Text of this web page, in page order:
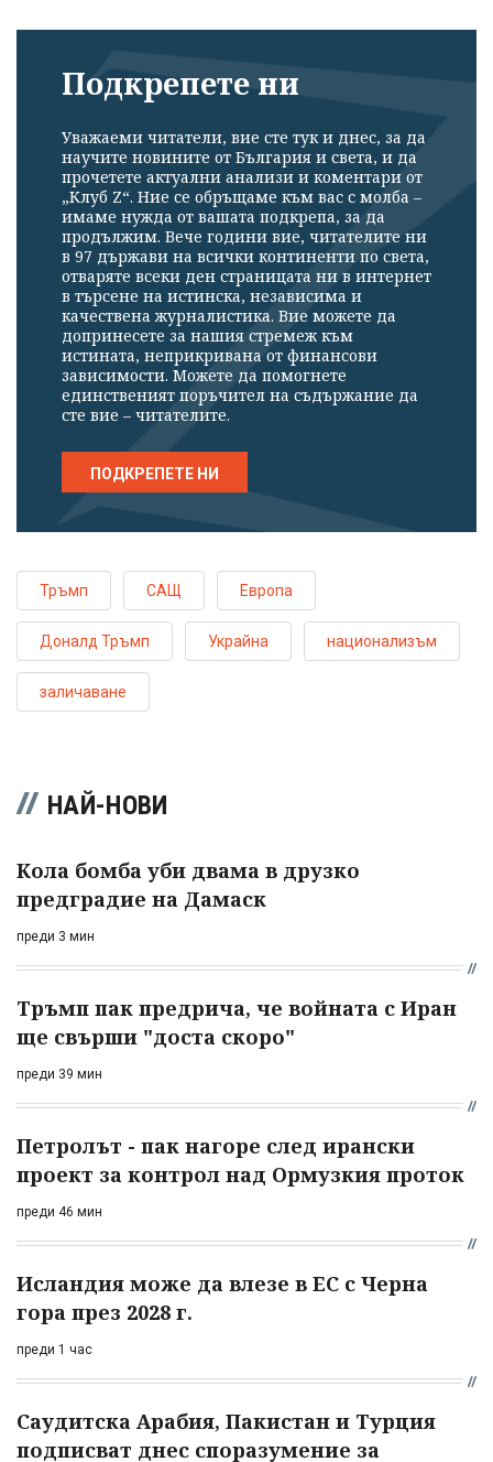
Подкрепете ни
Уважаеми читатели, вие сте тук и днес, за да
научите новините от България и света, и да
прочетете актуални анализи и коментари от
„Клуб Z“. Ние се обръщаме към вас с молба –
имаме нужда от вашата подкрепа, за да
продължим. Вече години вие, читателите ни
в 97 държави на всички континенти по света,
отваряте всеки ден страницата ни в интернет
в търсене на истинска, независима и
качествена журналистика. Вие можете да
допринесете за нашия стремеж към
истината, неприкривана от финансови
зависимости. Можете да помогнете
единственият поръчител на съдържание да
сте вие – читателите.
ПОДКРЕПЕТЕ НИ
Тръмп САЩ Европа
Доналд Тръмп Украйна национализъм
заличаване
НАЙ-НОВИ
Кола бомба уби двама в друзко
предградие на Дамаск
преди 3 мин
Тръмп пак предрича, че войната с Иран
ще свърши "доста скоро"
преди 39 мин
Петролът - пак нагоре след ирански
проект за контрол над Ормузкия проток
преди 46 мин
Исландия може да влезе в ЕС с Черна
гора през 2028 г.
преди 1 час
Саудитска Арабия, Пакистан и Турция
подписват днес споразумение за